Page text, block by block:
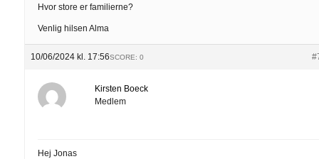
Hvor store er familierne?
Venlig hilsen Alma
10/06/2024 kl. 17:56SCORE: 0
Kirsten Boeck
Medlem
Hej Jonas